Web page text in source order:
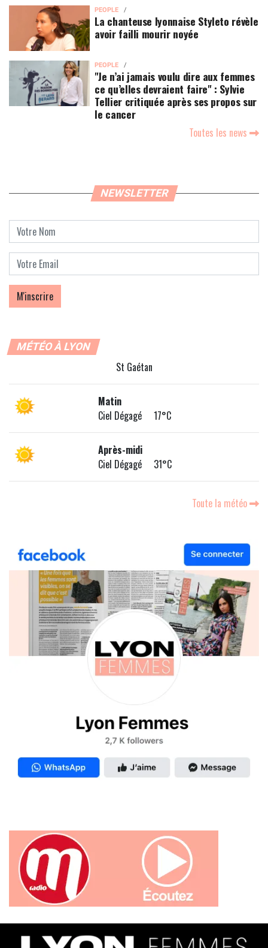
PEOPLE
La chanteuse lyonnaise Styleto révèle
avoir failli mourir noyée
PEOPLE
"Je n’ai jamais voulu dire aux femmes
ce qu’elles devraient faire" : Sylvie
Tellier critiquée après ses propos sur
le cancer
Toutes les news
NEWSLETTER
MÉTÉO À LYON
St Gaétan
Matin
Ciel Dégagé 17°C
Après-midi
Ciel Dégagé 31°C
Toute la météo